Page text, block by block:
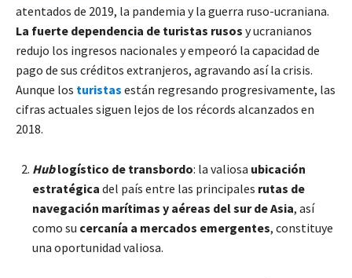
atentados de 2019, la pandemia y la guerra ruso-ucraniana.
La fuerte dependencia de turistas rusos y ucranianos
redujo los ingresos nacionales y empeoró la capacidad de
pago de sus créditos extranjeros, agravando así la crisis.
Aunque los turistas están regresando progresivamente, las
cifras actuales siguen lejos de los récords alcanzados en
2018.
Hublogístico de transbordo: la valiosa ubicación
estratégica del país entre las principales rutas de
navegación marítimas y aéreas del sur de Asia, así
como su cercanía a mercados emergentes, constituye
una oportunidad valiosa.